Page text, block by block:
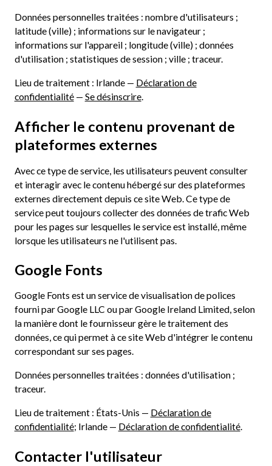
Données personnelles traitées : nombre d'utilisateurs ;
latitude (ville) ; informations sur le navigateur ;
informations sur l'appareil ; longitude (ville) ; données
d'utilisation ; statistiques de session ; ville ; traceur.
Lieu de traitement : Irlande — Déclaration de
confidentialité— Se désinscrire.
Afficher le contenu provenant de
plateformes externes
Avec ce type de service, les utilisateurs peuvent consulter
et interagir avec le contenu hébergé sur des plateformes
externes directement depuis ce site Web. Ce type de
service peut toujours collecter des données de trafic Web
pour les pages sur lesquelles le service est installé, même
lorsque les utilisateurs ne l'utilisent pas.
Google Fonts
Google Fonts est un service de visualisation de polices
fourni par Google LLC ou par Google Ireland Limited, selon
la manière dont le fournisseur gère le traitement des
données, ce qui permet à ce site Web d'intégrer le contenu
correspondant sur ses pages.
Données personnelles traitées : données d'utilisation ;
traceur.
Lieu de traitement : États-Unis — Déclaration de
confidentialité; Irlande — Déclaration de confidentialité.
Contacter l'utilisateur